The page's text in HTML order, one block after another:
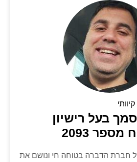
בעל רישיון
2093
של חברת הדברה בטוחה חי ונושם את